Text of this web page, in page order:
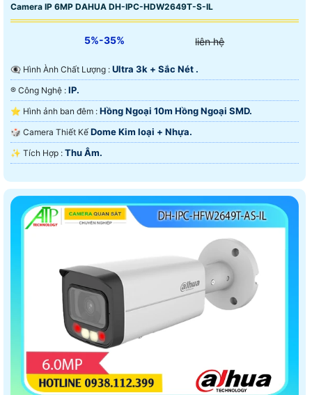
Camera IP 6MP DAHUA DH-IPC-HDW2649T-S-IL
5%-35% liên hệ
👁️‍🗨 Hình Ành Chất Lượng : Ultra 3k + Sắc Nét .
®️ Công Nghệ : IP.
⭐ Hình ảnh ban đêm : Hồng Ngoại 10m Hồng Ngoại SMD.
🎲 Camera Thiết Kế Dome Kim loại + Nhựa.
️✨ Tích Hợp : Thu Âm.